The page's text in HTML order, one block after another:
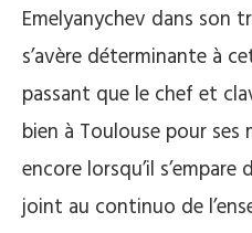
Emelyanychev dans son
s’avère déterminante à
passant que le chef et
bien à Toulouse pour
encore lorsqu’il
joint au continuo de